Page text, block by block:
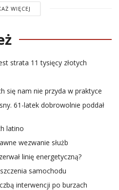
WIĘCEJ
strata 11 tysięcy złotych
się nam nie przyda w praktyce
61-latek dobrowolnie poddał
latino
wezwanie służb
linię energetyczną?
samochodu
interwencji po burzach